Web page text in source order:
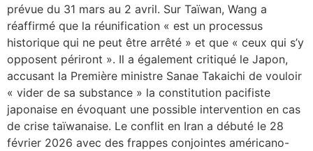
prévue du 31 mars au 2 avril. Sur Taïwan, Wang a
réaffirmé que la réunification « est un processus
historique qui ne peut être arrêté » et que « ceux qui s’y
opposent périront ». Il a également critiqué le Japon,
accusant la Première ministre Sanae Takaichi de vouloir
« vider de sa substance » la constitution pacifiste
japonaise en évoquant une possible intervention en cas
de crise taïwanaise. Le conflit en Iran a débuté le 28
février 2026 avec des frappes conjointes américano-